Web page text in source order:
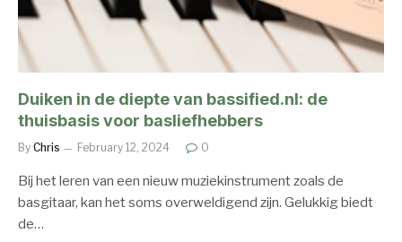
Duiken in de diepte van bassified.nl: de
thuisbasis voor basliefhebbers
By Chris February 12, 2024 0
Bij het leren van een nieuw muziekinstrument zoals de
basgitaar, kan het soms overweldigend zijn. Gelukkig biedt
de…